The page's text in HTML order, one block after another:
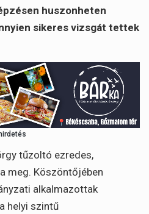
huszonheten
sikeres vizsgát tettek
hirdetés
tűzoltó ezredes,
meg. Köszöntőjében
alkalmazottak
helyi szintű